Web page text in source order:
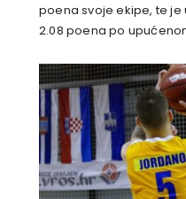
poena svoje ekipe, te je
2.08 poena po